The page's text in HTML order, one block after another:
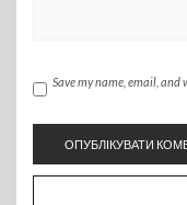
Save my name, email,